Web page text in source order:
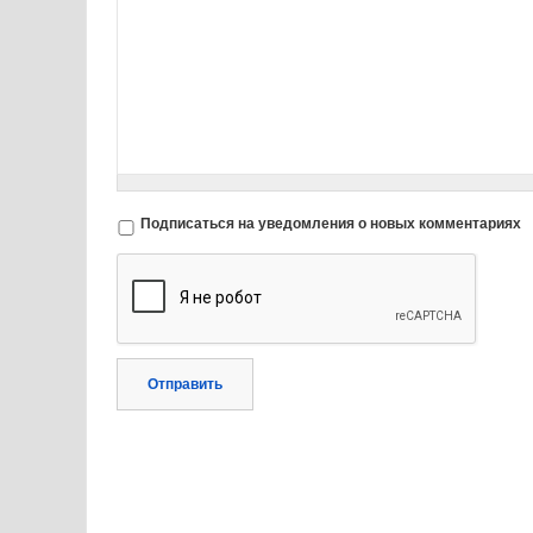
Подписаться на уведомления о новых комментариях
Отправить